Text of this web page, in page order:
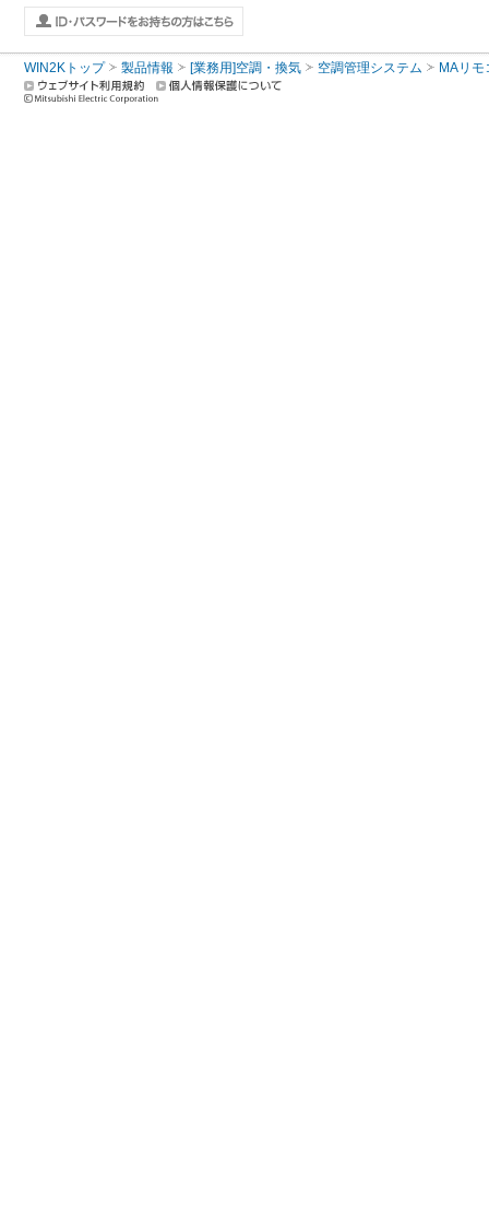
WIN2Kトップ 製品情報 [業務用]空調・換気 空調管理システム MAリモ